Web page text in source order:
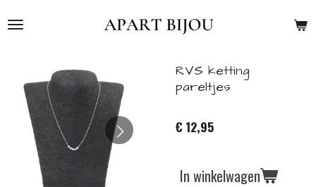
direct
hoofdinhoud
RVS ketting
pareltjes
€ 12,95
In winkelwagen